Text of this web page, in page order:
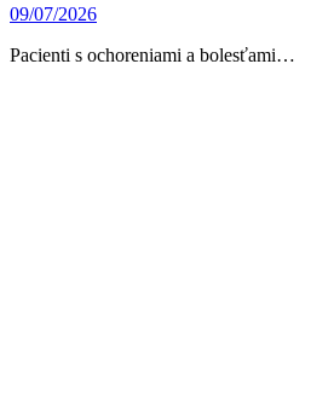
09/07/2026
Pacienti s ochoreniami a bolesťami…